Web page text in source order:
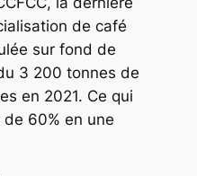
de café
sur fond de
3 200 tonnes de
en 2021. Ce qui
60% en une